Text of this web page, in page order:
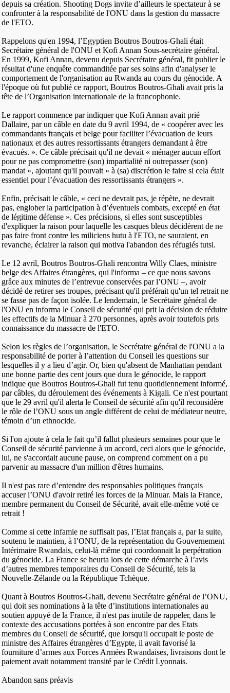
depuis sa création. Shooting Dogs invite d’ailleurs le spectateur à se
confronter à la responsabilité de l'ONU dans la gestion du massacre
de l'ETO.
Rappelons qu'en 1994, l’Egyptien Boutros Boutros-Ghali était
Secrétaire général de l'ONU et Kofi Annan Sous-secrétaire général.
En 1999, Kofi Annan, devenu depuis Secrétaire général, fit publier le
résultat d'une enquête commanditée par ses soins afin d'analyser le
comportement de l'organisation au Rwanda au cours du génocide. A
l'époque où fut publié ce rapport, Boutros Boutros-Ghali avait pris la
tête de l’Organisation internationale de la francophonie.
Le rapport commence par indiquer que Kofi Annan avait prié
Dallaire, par un câble en date du 9 avril 1994, de « coopérer avec les
commandants français et belge pour faciliter l’évacuation de leurs
nationaux et des autres ressortissants étrangers demandant à être
évacués. ». Ce câble précisait qu'il ne devait « ménager aucun effort
pour ne pas compromettre (son) impartialité ni outrepasser (son)
mandat », ajoutant qu'il pouvait « à (sa) discrétion le faire si cela était
essentiel pour l’évacuation des ressortissants étrangers ».
Enfin, précisait le câble, « ceci ne devrait pas, je répète, ne devrait
pas, englober la participation à d’éventuels combats, excepté en état
de légitime défense ». Ces précisions, si elles sont susceptibles
d'expliquer la raison pour laquelle les casques bleus décidèrent de ne
pas faire front contre les miliciens hutu à l'ETO, ne sauraient, en
revanche, éclairer la raison qui motiva l'abandon des réfugiés tutsi.
Le 12 avril, Boutros Boutros-Ghali rencontra Willy Claes, ministre
belge des Affaires étrangères, qui l'informa – ce que nous savons
grâce aux minutes de l’entrevue conservées par l’ONU –, avoir
décidé de retirer ses troupes, précisant qu'il préférait qu'un tel retrait ne
se fasse pas de façon isolée. Le lendemain, le Secrétaire général de
l'ONU en informa le Conseil de sécurité qui prit la décision de réduire
les effectifs de la Minuar à 270 personnes, après avoir toutefois pris
connaissance du massacre de l'ETO.
Selon les règles de l’organisation, le Secrétaire général de l'ONU a la
responsabilité de porter à l’attention du Conseil les questions sur
lesquelles il y a lieu d’agir. Or, bien qu'absent de Manhattan pendant
une bonne partie des cent jours que dura le génocide, le rapport
indique que Boutros Boutros-Ghali fut tenu quotidiennement informé,
par câbles, du déroulement des événements à Kigali. Ce n'est pourtant
que le 29 avril qu'il alerta le Conseil de sécurité afin qu'il reconsidère
le rôle de l’ONU sous un angle différent de celui de médiateur neutre,
témoin d’un ethnocide.
Si l'on ajoute à cela le fait qu’il fallut plusieurs semaines pour que le
Conseil de sécurité parvienne à un accord, ceci alors que le génocide,
lui, ne s'accordait aucune pause, on comprend comment on a pu
parvenir au massacre d'un million d'êtres humains.
Il n'est pas rare d’entendre des responsables politiques français
accuser l’ONU d'avoir retiré les forces de la Minuar. Mais la France,
membre permanent du Conseil de Sécurité, avait elle-même voté ce
retrait !
Comme si cette infamie ne suffisait pas, l’Etat français a, par la suite,
soutenu le maintien, à l’ONU, de la représentation du Gouvernement
Intérimaire Rwandais, celui-là même qui coordonnait la perpétration
du génocide. La France se heurta lors de cette démarche à l’avis
d’autres membres temporaires du Conseil de Sécurité, tels la
Nouvelle-Zélande ou la République Tchèque.
Quant à Boutros Boutros-Ghali, devenu Secrétaire général de l’ONU,
qui doit ses nominations à la tête d’institutions internationales au
soutien appuyé de la France, il n'est pas inutile de rappeler, dans le
contexte des accusations portées à son encontre par des Etats
membres du Conseil de sécurité, que lorsqu'il occupait le poste de
ministre des Affaires étrangères d’Egypte, il avait favorisé la
fourniture d’armes aux Forces Armées Rwandaises, livraisons dont le
paiement avait notamment transité par le Crédit Lyonnais.
Abandon sans préavis